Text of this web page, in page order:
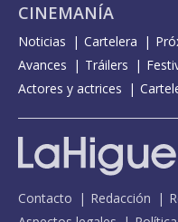
CINEMANÍA
Noticias Cartelera
Avances
Tráilers
Actores y actrices
Contacto Redacción